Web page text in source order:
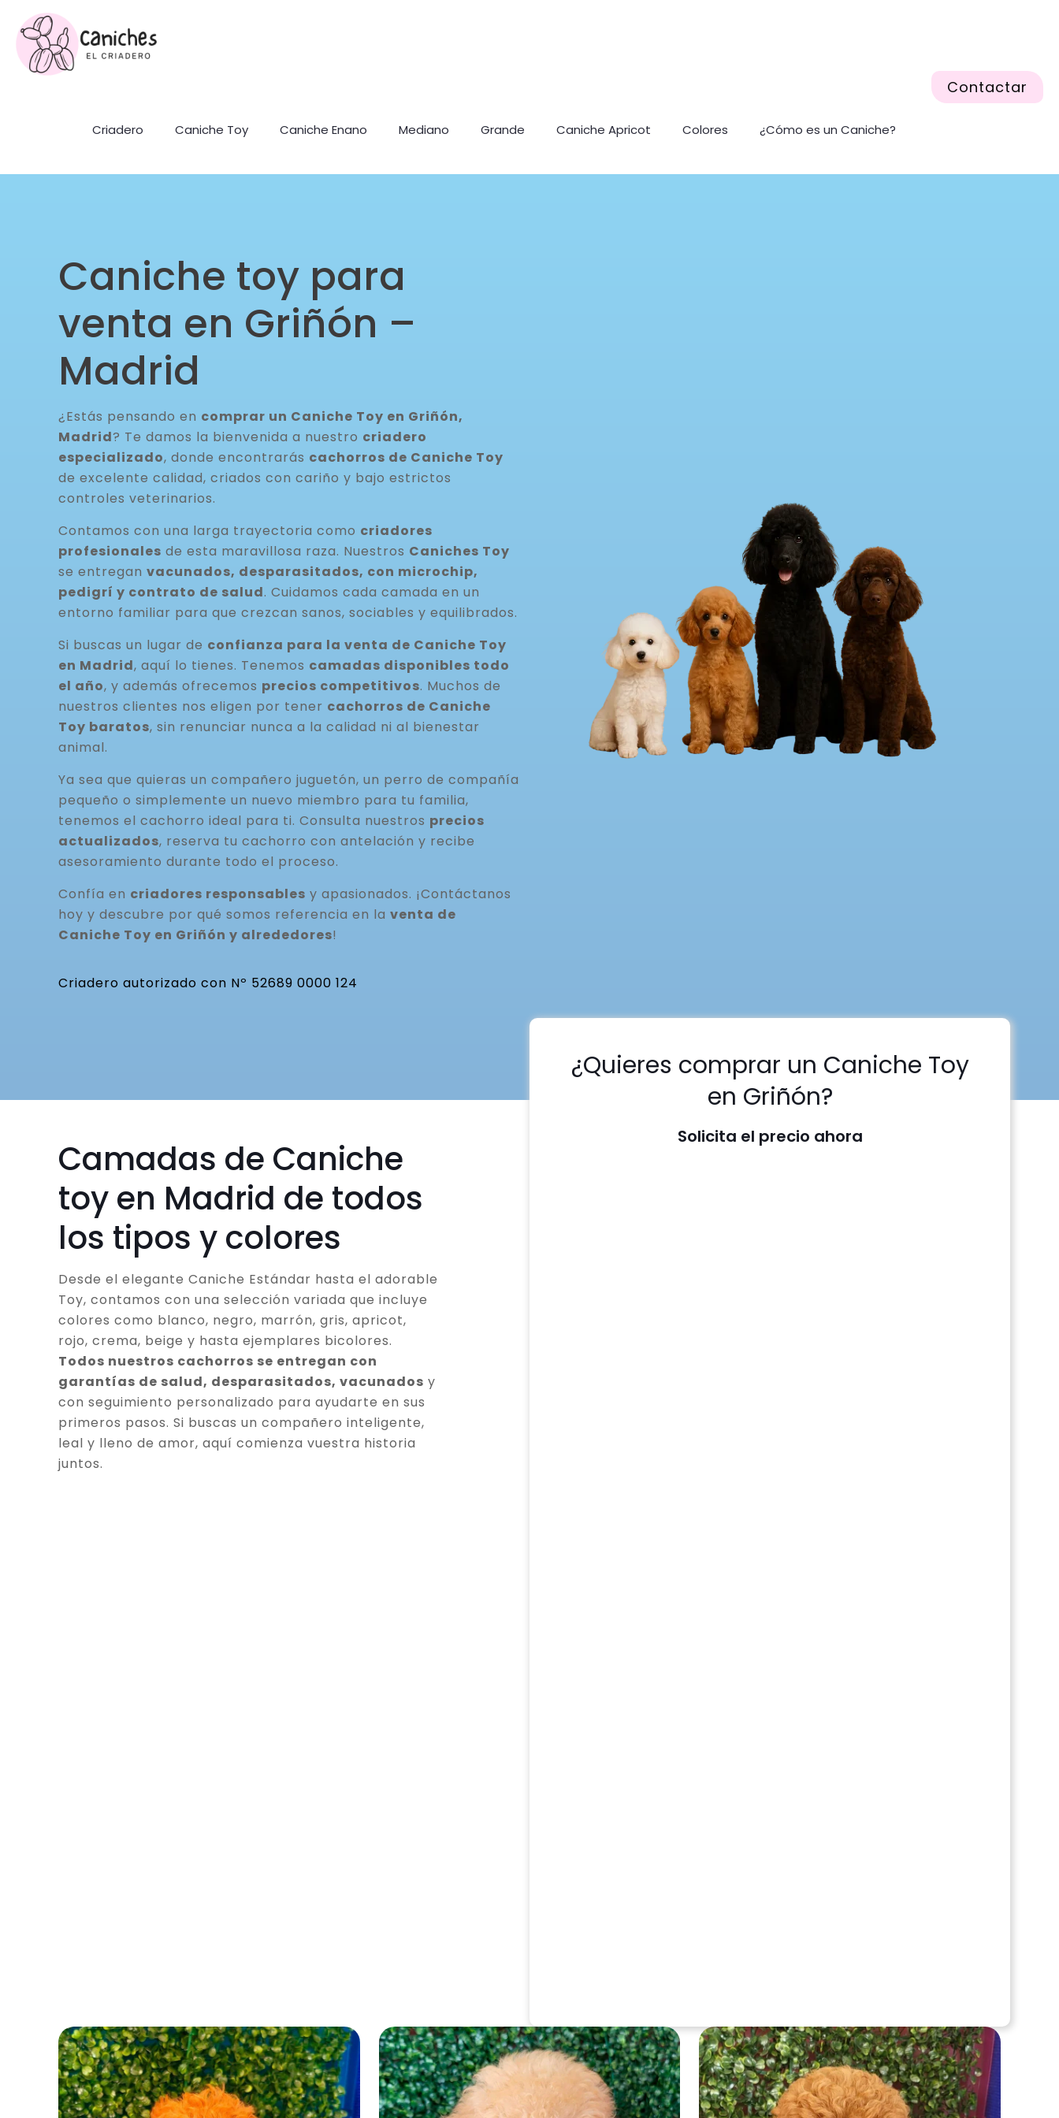
Criadero Caniche Toy Caniche Enano Mediano Grande Caniche Apricot Colores ¿Cómo es un Caniche?
Contactar
Caniche toy para
venta en Griñón –
Madrid
¿Estás pensando en comprar un Caniche Toy en Griñón,
Madrid? Te damos la bienvenida a nuestro criadero
especializado, donde encontrarás cachorros de Caniche Toy
de excelente calidad, criados con cariño y bajo estrictos
controles veterinarios.
Contamos con una larga trayectoria como criadores
profesionales de esta maravillosa raza. Nuestros Caniches Toy
se entregan vacunados, desparasitados, con microchip,
pedigrí y contrato de salud. Cuidamos cada camada en un
entorno familiar para que crezcan sanos, sociables y equilibrados.
Si buscas un lugar de confianza para la venta de Caniche Toy
en Madrid, aquí lo tienes. Tenemos camadas disponibles todo
el año, y además ofrecemos precios competitivos. Muchos de
nuestros clientes nos eligen por tener cachorros de Caniche
Toy baratos, sin renunciar nunca a la calidad ni al bienestar
animal.
Ya sea que quieras un compañero juguetón, un perro de compañía
pequeño o simplemente un nuevo miembro para tu familia,
tenemos el cachorro ideal para ti. Consulta nuestros precios
actualizados, reserva tu cachorro con antelación y recibe
asesoramiento durante todo el proceso.
Confía en criadores responsables y apasionados. ¡Contáctanos
hoy y descubre por qué somos referencia en la venta de
Caniche Toy en Griñón y alrededores!
Criadero autorizado con Nº 52689 0000 124
Camadas de Caniche
toy en Madrid de todos
los tipos y colores
Desde el elegante Caniche Estándar hasta el adorable
Toy, contamos con una selección variada que incluye
colores como blanco, negro, marrón, gris, apricot,
rojo, crema, beige y hasta ejemplares bicolores.
Todos nuestros cachorros se entregan con
garantías de salud, desparasitados, vacunados y
con seguimiento personalizado para ayudarte en sus
primeros pasos. Si buscas un compañero inteligente,
leal y lleno de amor, aquí comienza vuestra historia
juntos.
¿Quieres comprar un Caniche Toy
en Griñón?
Solicita el precio ahora